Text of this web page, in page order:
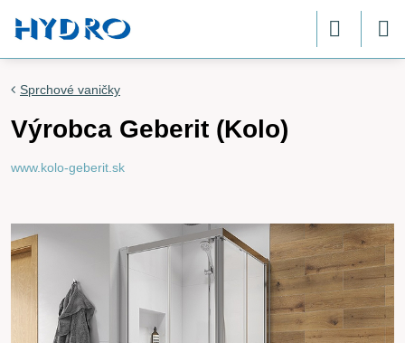
Sprchové vaničky
Výrobca Geberit (Kolo)
www.kolo-geberit.sk